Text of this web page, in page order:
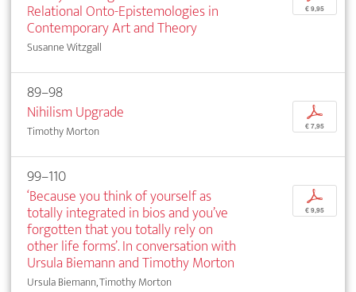
Relational Onto-Epistemologies in
Contemporary Art and Theory
Susanne Witzgall
€ 9,95
89–98
Nihilism Upgrade
Timothy Morton
p
€ 7,95
99–110
‘Because you think of yourself as
totally integrated in bios and you’ve
forgotten that you totally rely on
other life forms’. In conversation with
Ursula Biemann and Timothy Morton
Ursula Biemann, Timothy Morton
p
€ 9,95